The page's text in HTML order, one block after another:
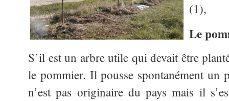
(1),
Le
S’il est un arbre utile qui devait être
le pommier. Il pousse spontanément un
n’est pas originaire du pays mais il